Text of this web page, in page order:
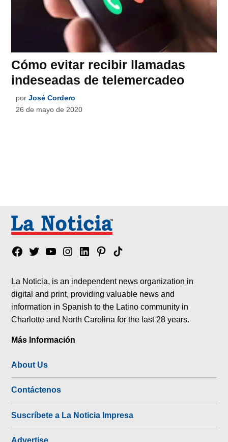
Cómo evitar recibir llamadas
indeseadas de telemercadeo
por José Cordero
26 de mayo de 2020
Facebook
TwitterYouTubeInstagram
LinkedinPinterest
Tik
La Noticia, is an independent news organization in
digital and print, providing valuable news and
information in Spanish to the Latino community in
Charlotte and North Carolina for the last 28 years.
Más Información
About Us
Contáctenos
Suscríbete a La Noticia Impresa
Advertise